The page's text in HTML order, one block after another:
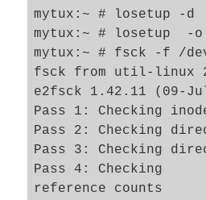
mytux:~ # losetup -d
mytux:~ # losetup  -o
mytux:~ # fsck -f /
fsck from util-linux
e2fsck 1.42.11 (09-
Pass 1: Checking
Pass 2: Checking
Pass 3: Checking
Pass 4: Checking
reference counts